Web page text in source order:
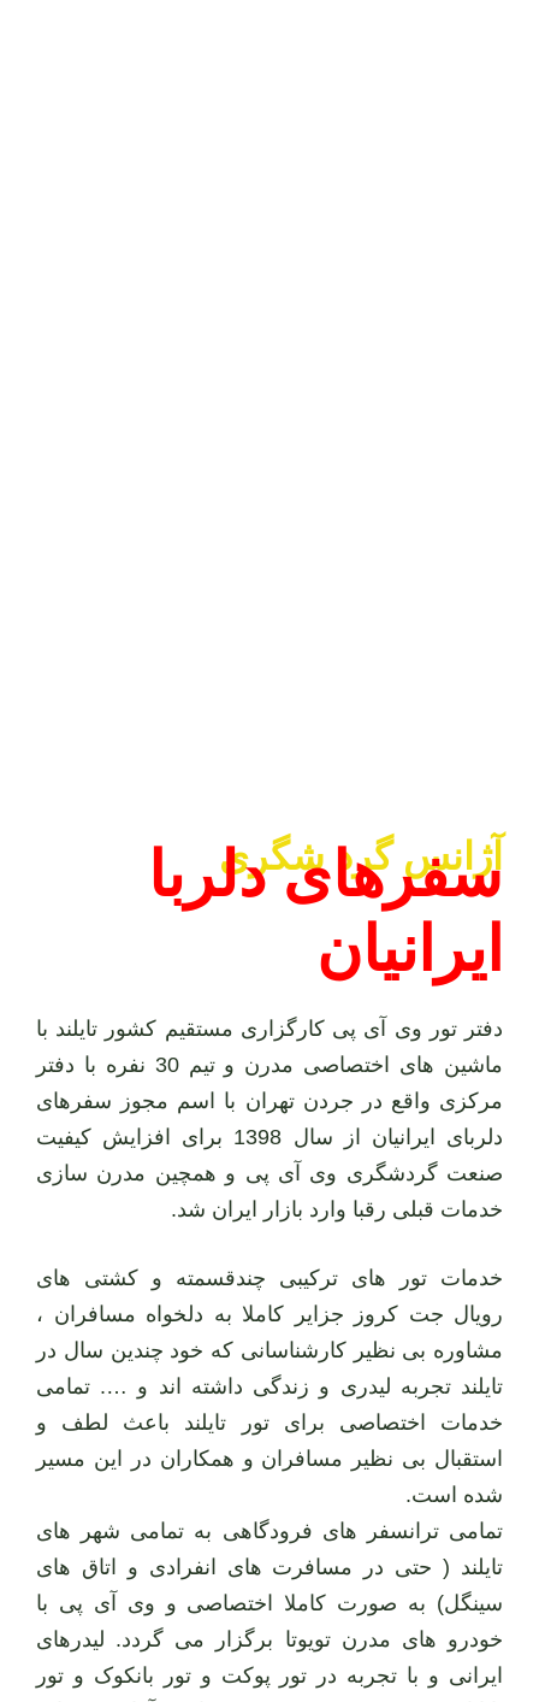
آژانس گرد شگری
سفرهای دلربا
ایرانیان
دفتر تور وی آی پی کارگزاری مستقیم کشور تایلند با
ماشین های اختصاصی مدرن و تیم 30 نفره با دفتر
مرکزی واقع در جردن تهران با اسم مجوز سفرهای
دلربای ایرانیان از سال 1398 برای افزایش کیفیت
صنعت گردشگری وی آی پی و همچین مدرن سازی
خدمات قبلی رقبا وارد بازار ایران شد.
خدمات تور های ترکیبی چندقسمته و کشتی های
رویال جت کروز جزایر کاملا به دلخواه مسافران ،
مشاوره بی نظیر کارشناسانی که خود چندین سال در
تایلند تجربه لیدری و زندگی داشته اند و …. تمامی
خدمات اختصاصی برای تور تایلند باعث لطف و
استقبال بی نظیر مسافران و همکاران در این مسیر
شده است.
تمامی ترانسفر های فرودگاهی به تمامی شهر های
تایلند ( حتی در مسافرت های انفرادی و اتاق های
سینگل) به صورت کاملا اختصاصی و وی آی پی با
خودرو های مدرن تویوتا برگزار می گردد. لیدرهای
ایرانی و با تجربه در تور پوکت و تور بانکوک و تور